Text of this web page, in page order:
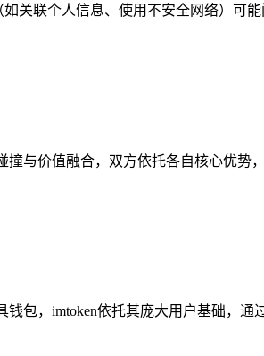
关联个人信息、使用不安全网络）可
与价值融合，双方依托各自核心优势
包，imtoken依托其庞大用户基础，通